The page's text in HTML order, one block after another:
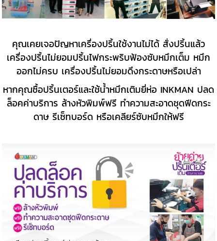
คุณเคยเจอปัญหาเครื่องปริ้นใช้งานไม่ได้ สั่งปริ้นแล้ว
เครื่องปริ้นไม่ยอมปริ้นไฟกระพริบฟ้องซับหมึกเต็ม หมึก
ออกไม่ครบ เครื่องปริ้นไม่ยอมดึงกระดาษหรือเปล่า
หากคุณซื้อปริ้นเตอร์และใช้น้ำหมึกเติมยี่ห่อ INKMAN ปลด
ล็อคค่าบริการ ล้างหัวพิมพ์ฟรี ทำความสะอาดชุดฟีดกระ
ดาษ รีเซ็ทบอร์ด หรือเคลียร์ซับหมึกให้ฟรี